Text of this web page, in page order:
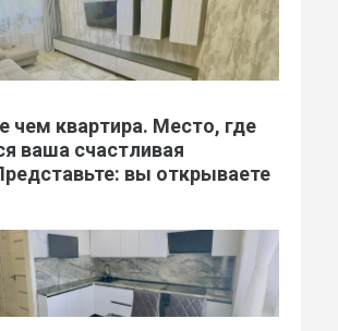
квартира. Место, где
ваша счастливая
вы открываете